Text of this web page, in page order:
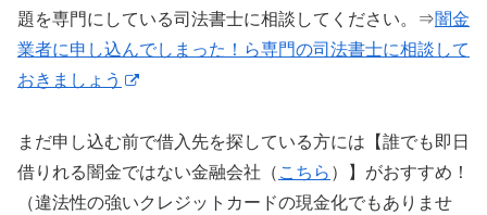
題を専門にしている司法書士に相談してください。⇒闇金
業者に申し込んでしまった！ら専門の司法書士に相談して
おきましょう
まだ申し込む前で借入先を探している方には【誰でも即日
借りれる闇金ではない金融会社（ こちら ）】がおすすめ！
（違法性の強いクレジットカードの現金化でもありませ